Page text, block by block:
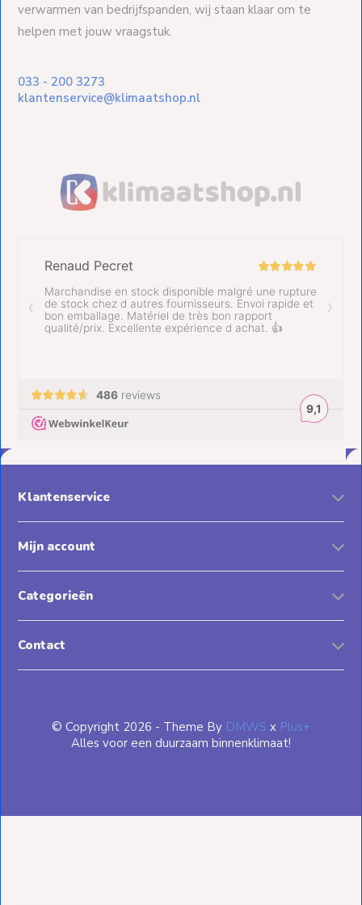
verwarmen van bedrijfspanden, wij staan klaar om te
helpen met jouw vraagstuk.
033 - 200 3273
klantenservice@klimaatshop.nl
Klantenservice
Mijn account
Categorieën
Contact
© Copyright 2026 - Theme By DMWS x Plus+
Alles voor een duurzaam binnenklimaat!